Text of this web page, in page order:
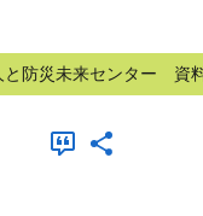
と防災未来センター 資